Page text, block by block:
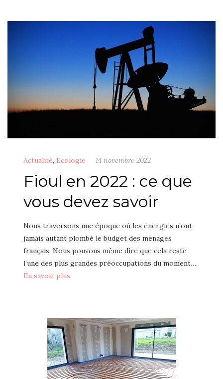
Actualité, Écologie 14 novembre 2022
Fioul en 2022 : ce que
vous devez savoir
Nous traversons une époque où les énergies n’ont
jamais autant plombé le budget des ménages
français. Nous pouvons même dire que cela reste
l’une des plus grandes préoccupations du moment….
En savoir plus